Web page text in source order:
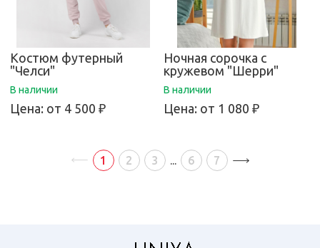
Костюм футерный
"Челси"
В наличии
Цена: от 4 500 ₽
Ночная сорочка с
кружевом "Шерри"
В наличии
Цена: от 1 080 ₽
1 2 3 ... 6 7